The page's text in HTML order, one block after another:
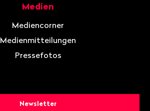
Medien
Mediencorner
Medienmitteilungen
Pressefotos
Newsletter